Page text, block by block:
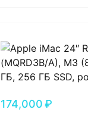
174,000₽